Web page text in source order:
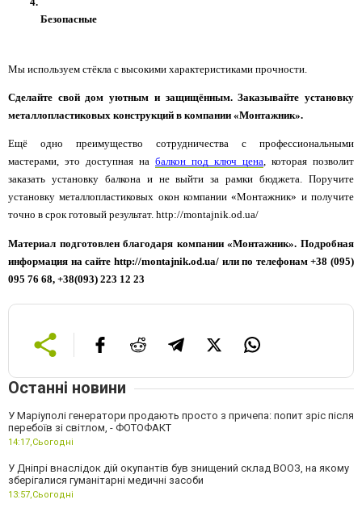
Безопасные
Мы используем стёкла с высокими характеристиками прочности.
Сделайте свой дом уютным и защищённым. Заказывайте установку
металлопластиковых конструкций в компании «Монтажник».
Ещё одно преимущество сотрудничества с профессиональными
мастерами, это доступная на балкон под ключ цена, которая позволит
заказать установку балкона и не выйти за рамки бюджета. Поручите
установку металлопластиковых окон компании «Монтажник» и получите
точно в срок готовый результат. http://montajnik.od.ua/
Материал подготовлен благодаря компании «Монтажник». Подробная
информация на сайте http://montajnik.od.ua/ или по телефонам +38 (095)
095 76 68, +38(093) 223 12 23
Останні новини
У Маріуполі генератори продають просто з причепа: попит зріс після
перебоїв зі світлом, - ФОТОФАКТ
14:17, Сьогодні
У Дніпрі внаслідок дій окупантів був знищений склад ВООЗ, на якому
зберігалися гуманітарні медичні засоби
13:57, Сьогодні